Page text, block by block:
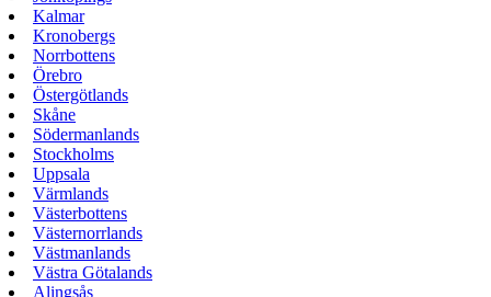
Kalmar
Kronobergs
Norrbottens
Örebro
Östergötlands
Skåne
Södermanlands
Stockholms
Uppsala
Värmlands
Västerbottens
Västernorrlands
Västmanlands
Västra Götalands
Alingsås